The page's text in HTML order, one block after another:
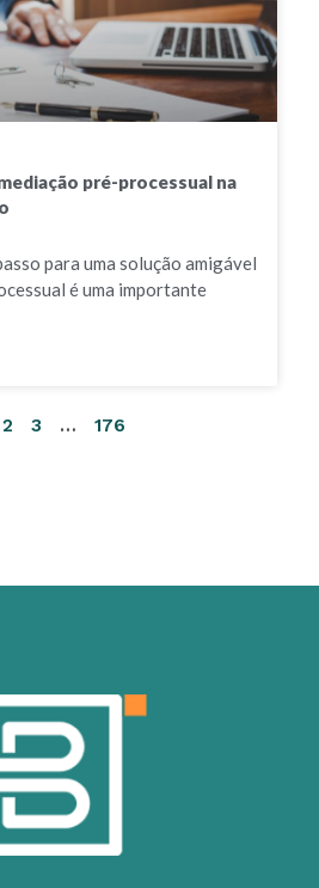
pré-processual na
para uma solução amigável
é uma importante
2 3 … 176